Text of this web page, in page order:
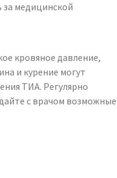
медицинской
кровяное давление,
и курение могут
ТИА. Регулярно
с врачом возможные